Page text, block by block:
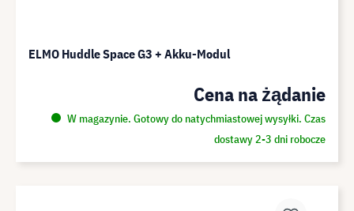
ELMO Huddle Space G3 + Akku-Modul
Cena na żądanie
W magazynie. Gotowy do natychmiastowej wysyłki. Czas
dostawy 2-3 dni robocze